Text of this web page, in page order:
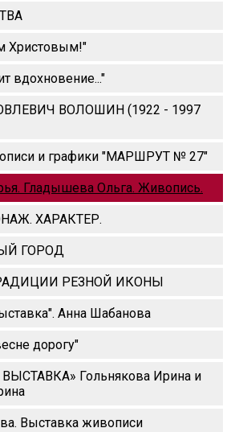
Христовым!"
вдохновение..."
ВОЛОШИН (1922 - 1997
и графики "МАРШРУТ № 27"
Гладышева Ольга. Живопись.
ХАРАКТЕР.
ГОРОД
РЕЗНОЙ ИКОНЫ
Анна Шабанова
дорогу"
Гольнякова Ирина и
Выставка живописи